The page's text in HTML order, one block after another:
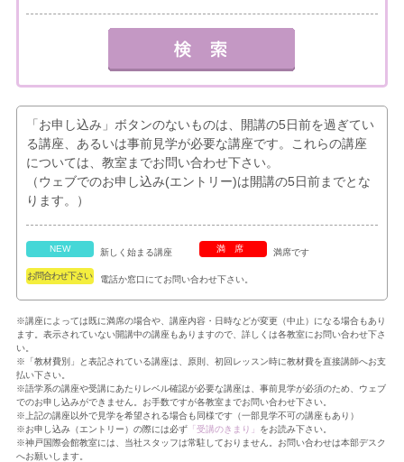
「お申し込み」ボタンのないものは、開講の5日前を過ぎてい
る講座、あるいは事前見学が必要な講座です。これらの講座
については、教室までお問い合わせ下さい。
（ウェブでのお申し込み(エントリー)は開講の5日前までとな
ります。）
NEW 新しく始まる講座 満席 満席です
お問合わせ下さい 電話か窓口にてお問い合わせ下さい。
※講座によっては既に満席の場合や、講座内容・日時などが変更（中止）になる場合もあり
ます。表示されていない開講中の講座もありますので、詳しくは各教室にお問い合わせ下さ
い。
※「教材費別」と表記されている講座は、原則、初回レッスン時に教材費を直接講師へお支
払い下さい。
※語学系の講座や受講にあたりレベル確認が必要な講座は、事前見学が必須のため、ウェブ
でのお申し込みができません。お手数ですが各教室までお問い合わせ下さい。
※上記の講座以外で見学を希望される場合も同様です（一部見学不可の講座もあり）
※お申し込み（エントリー）の際には必ず「受講のきまり」 をお読み下さい。
※神戸国際会館教室には、当社スタッフは常駐しておりません。お問い合わせは本部デスク
へお願いします。